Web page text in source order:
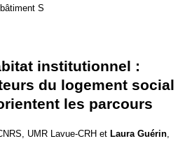
S
institutionnel :
du logement social
les parcours
UMR Lavue-CRH et Laura Guérin